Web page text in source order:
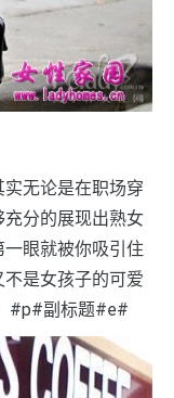
无论是在职场穿
分的展现出熟女
眼就被你吸引住
是女孩子的可爱
#p#副标题#e#